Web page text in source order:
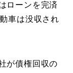
ローンを完済
車は没収され
が債権回収の